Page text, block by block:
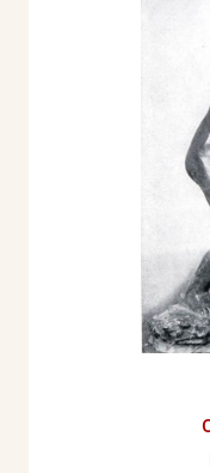
Medusa (bronzo),
Figura alla
Internazionale di
Palazzo delle
1923 al 30 aprile
Arciere, Ritratto
Partecipa alla
Contemporaneo,
all’ottobre 1924,
Nel 1924